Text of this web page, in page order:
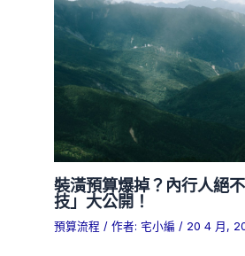
裝潢預算爆掉？內行人絕
技」大公開！
預算流程 / 作者: 宅小編 / 20 4 月,